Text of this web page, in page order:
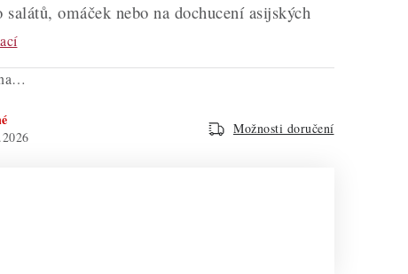
omáček nebo na dochucení asijských
Možnosti doručení